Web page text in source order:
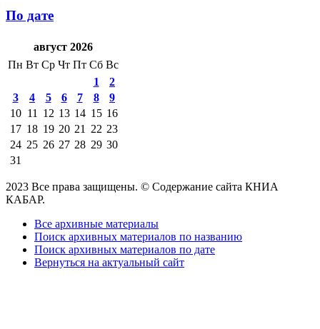
По дате
август 2026
Пн Вт Ср Чт Пт Сб Вс
1
2
3
4 5 6 7 8
9
10 11 12 13 14 15 16
17 18 19 20 21 22 23
24 25 26 27 28 29 30
31
2023 Все права защищены. © Содержание сайта КНИА
КАБАР.
Все архивные материалы
Поиск архивных материалов по названию
Поиск архивных материалов по дате
Вернуться на актуальный сайт